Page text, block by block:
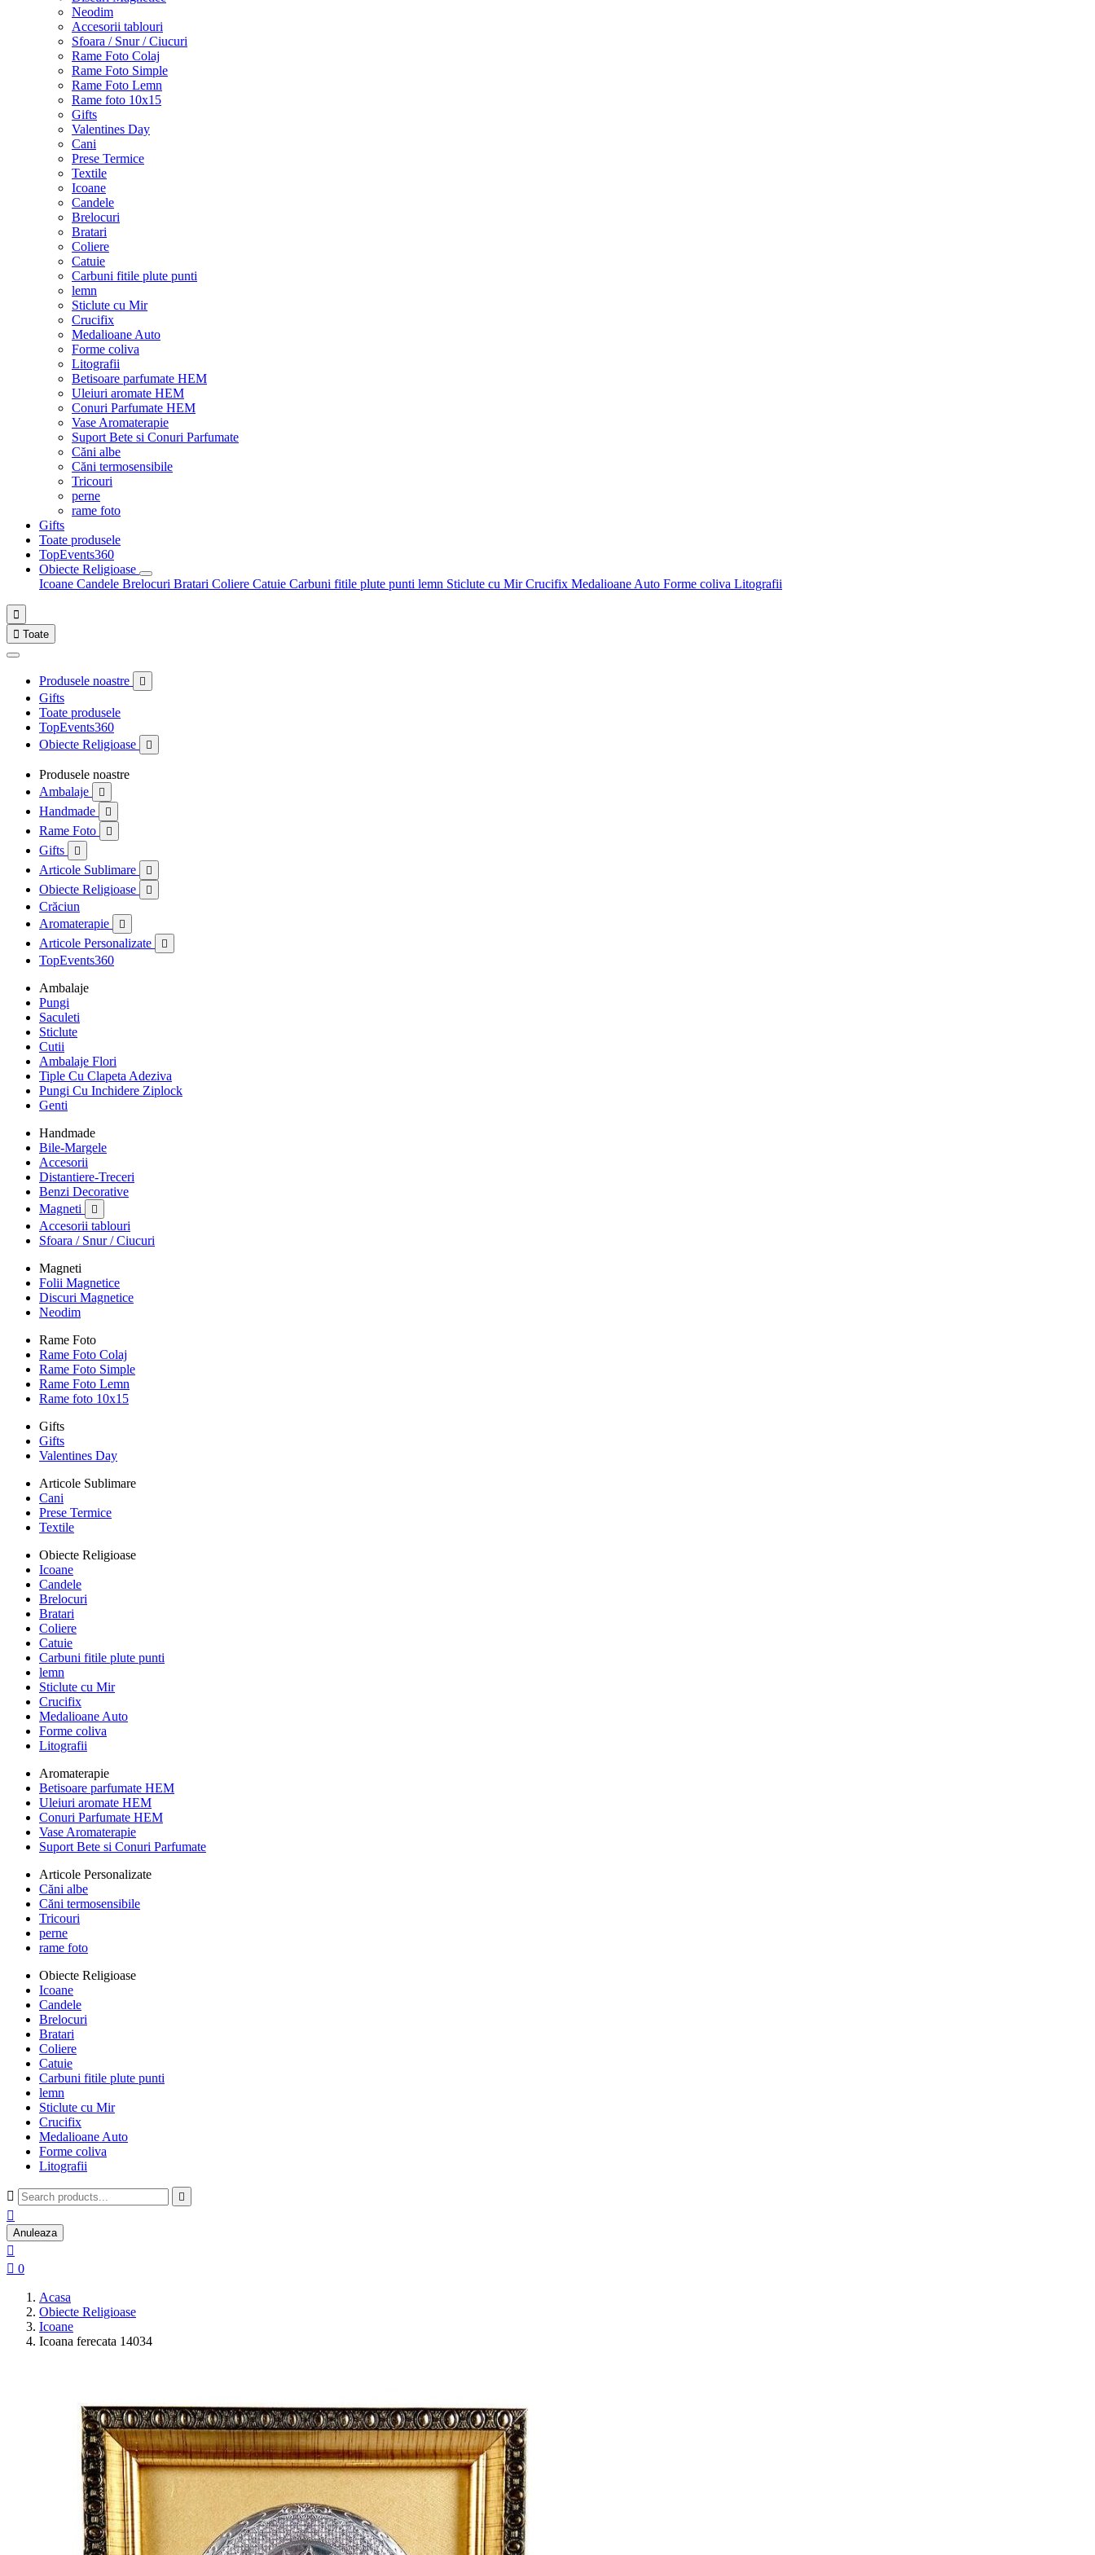
Neodim
Accesorii tablouri
Sfoara / Snur / Ciucuri
Rame Foto Colaj
Rame Foto Simple
Rame Foto Lemn
Rame foto 10x15
Gifts
Valentines Day
Cani
Prese Termice
Textile
Icoane
Candele
Brelocuri
Bratari
Coliere
Catuie
Carbuni fitile plute punti
lemn
Sticlute cu Mir
Crucifix
Medalioane Auto
Forme coliva
Litografii
Betisoare parfumate HEM
Uleiuri aromate HEM
Conuri Parfumate HEM
Vase Aromaterapie
Suport Bete si Conuri Parfumate
Căni albe
Căni termosensibile
Tricouri
perne
rame foto
Gifts
Toate produsele
TopEvents360
Obiecte Religioase
Icoane Candele Brelocuri Bratari Coliere Catuie Carbuni fitile plute punti lemn Sticlute cu MirCrucifix Medalioane Auto Forme coliva Litografii

 Toate
Produsele noastre 
Gifts
Toate produsele
TopEvents360
Obiecte Religioase

Produsele noastre
Ambalaje

Handmade 
Rame Foto 
Gifts 
Articole Sublimare 
Obiecte Religioase 
Crăciun
Aromaterapie

Articole Personalizate 
TopEvents360
Ambalaje
Pungi
Saculeti
Sticlute
Cutii
Ambalaje Flori
Tiple Cu Clapeta Adeziva
Pungi Cu Inchidere Ziplock
Genti
Handmade
Bile-Margele
Accesorii
Distantiere-Treceri
Benzi Decorative
Magneti

Accesorii tablouri
Sfoara / Snur / Ciucuri
Magneti
Folii Magnetice
Discuri Magnetice
Neodim
Rame Foto
Rame Foto Colaj
Rame Foto Simple
Rame Foto Lemn
Rame foto 10x15
Gifts
Gifts
Valentines Day
Articole Sublimare
Cani
Prese Termice
Textile
Obiecte Religioase
Icoane
Candele
Brelocuri
Bratari
Coliere
Catuie
Carbuni fitile plute punti
lemn
Sticlute cu Mir
Crucifix
Medalioane Auto
Forme coliva
Litografii
Aromaterapie
Betisoare parfumate HEM
Uleiuri aromate HEM
Conuri Parfumate HEM
Vase Aromaterapie
Suport Bete si Conuri Parfumate
Articole Personalizate
Căni albe
Căni termosensibile
Tricouri
perne
rame foto
Obiecte Religioase
Icoane
Candele
Brelocuri
Bratari
Coliere
Catuie
Carbuni fitile plute punti
lemn
Sticlute cu Mir
Crucifix
Medalioane Auto
Forme coliva
Litografii
 

Anuleaza

 0
Acasa
Obiecte Religioase
Icoane
Icoana ferecata 14034